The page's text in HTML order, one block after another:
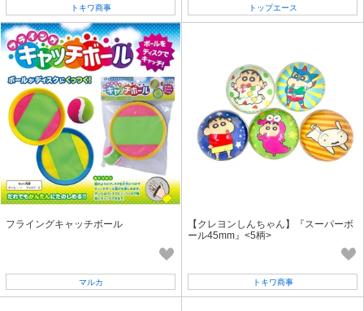
トキワ商事 トップエース
フライングキャッチボール
マルカ
【クレヨンしんちゃん】『スーパーボ
ール45mm』<5柄>
トキワ商事